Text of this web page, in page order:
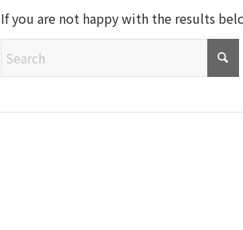
If you are not happy with the results